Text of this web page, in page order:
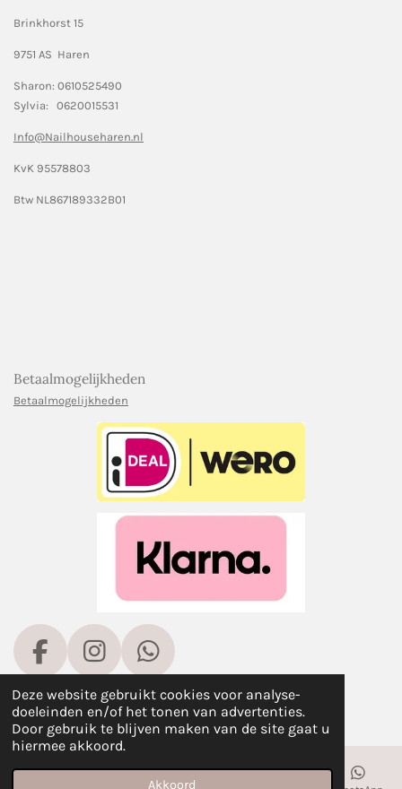
Deze website gebruikt cookies voor analyse-
doeleinden en/of het tonen van advertenties.
Door gebruik te blijven maken van de site gaat u
hiermee akkoord.
Akkoord
Brinkhorst 15
9751 AS Haren
Sharon: 0610525490
Sylvia: 0620015531
Info@Nailhouseharen.nl
KvK 95578803
Btw NL867189332B01
Betaalmogelijkheden
Betaalmogelijkheden
F
a
c
e
b
I
n
s
t
a
W
h
a
t
s
© 2021 - 2026 Nailhouse Haren
Powered byJouwWeb